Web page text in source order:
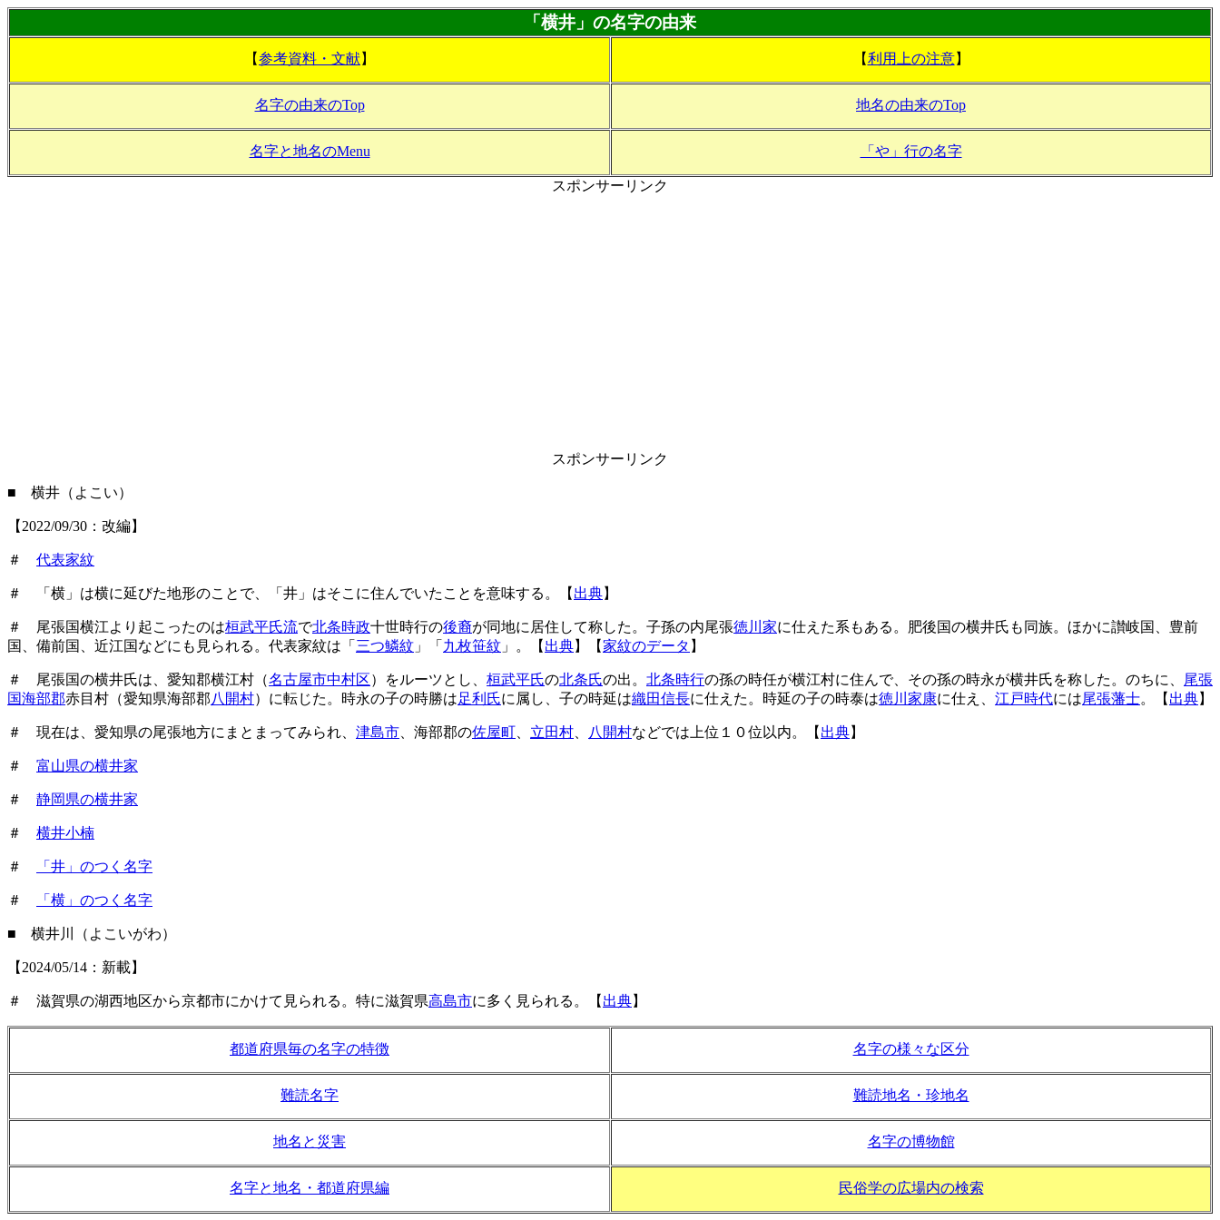
「横井」の名字の由来
【参考資料・文献】 【利用上の注意】
名字の由来のTop 地名の由来のTop
名字と地名のMenu 「や」行の名字
スポンサーリンク
スポンサーリンク
■ 横井（よこい）
【2022/09/30：改編】
＃ 代表家紋
＃ 「横」は横に延びた地形のことで、「井」はそこに住んでいたことを意味する。【 出典】
＃ 尾張国横江より起こったのは桓武平氏流で北条時政十世時行の後裔が同地に居住して称した。子孫の内尾張徳川家に仕えた系もある。肥後国の横井氏も同族。ほかに讃岐国、豊前
国、備前国、近江国などにも見られる。代表家紋は「 三つ鱗紋 」「 九枚笹紋 」。【 出典】【家紋のデータ 】
＃ 尾張国の横井氏は、愛知郡横江村（名古屋市中村区）をルーツとし、 桓武平氏の北条氏の出。 北条時行の孫の時任が横江村に住んで、その孫の時永が横井氏を称した。のちに、
尾張
国海部郡赤目村（愛知県海部郡八開村）に転じた。時永の子の時勝は足利氏に属し、子の時延は織田信長に仕えた。時延の子の時泰は徳川家康に仕え、 江戸時代には尾張藩士。【 出典】
＃ 現在は、愛知県の尾張地方にまとまってみられ、 津島市 、海部郡の佐屋町 立田村 八開村などでは上位１０位以内。【 出典】
＃ 富山県の横井家
＃ 静岡県の横井家
＃ 横井小楠
＃ 「井」のつく名字
＃ 「横」のつく名字
■ 横井川（よこいがわ）
【2024/05/14：新載】
＃ 滋賀県の湖西地区から京都市にかけて見られる。特に滋賀県高島市に多く見られる。【 出典】
都道府県毎の名字の特徴 名字の様々な区分
難読名字 難読地名・珍地名
地名と災害 名字の博物館
名字と地名・都道府県編 民俗学の広場内の検索